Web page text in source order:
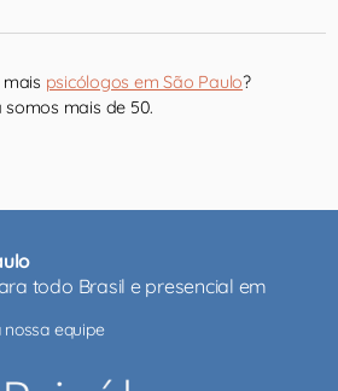
psicólogos em São Paulo?
somos mais de 50.
todo Brasil e presencial em
equipe